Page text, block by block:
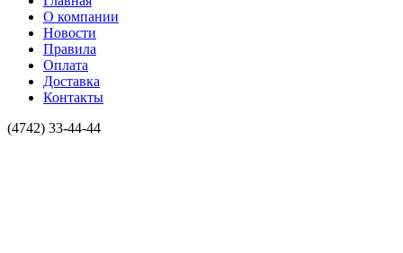
О компании
Новости
Правила
Оплата
Доставка
Контакты
(4742) 33-44-44